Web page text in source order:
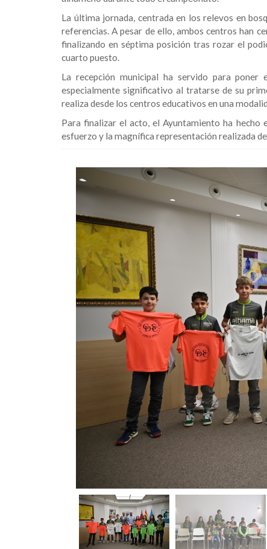
La última jornada, centrada en los relevos en
referencias. A pesar de ello, ambos centros han
finalizando en séptima posición tras rozar el
cuarto puesto.
La recepción municipal ha servido para
especialmente significativo al tratarse de su
realiza desde los centros educativos en una
Para finalizar el acto, el Ayuntamiento ha hecho
esfuerzo y la magnífica representación realizada